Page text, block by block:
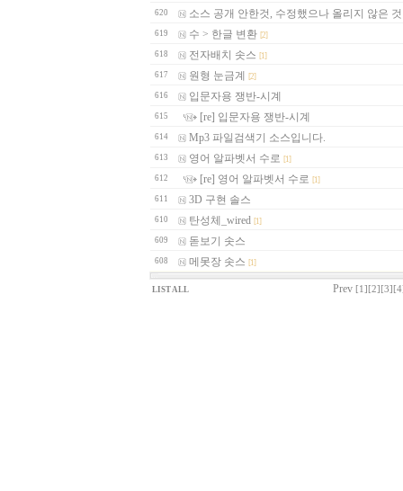
620 소스 공개 안한것, 수정했으나 올리지 않은 것
619 수 > 한글 변환 [2]
618 전자배치 솟스 [1]
617 원형 눈금계 [2]
616 입문자용 쟁반-시계
615 [re] 입문자용 쟁반-시계
614 Mp3 파일검색기 소스입니다.
613 영어 알파벳서 수로 [1]
612 [re] 영어 알파벳서 수로 [1]
611 3D 구현 솔스
610 탄성체_wired [1]
609 돋보기 솟스
608 메못장 솟스 [1]
LIST ALL Prev [1] [2] [3]